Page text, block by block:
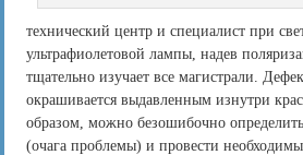
технический центр и специалист при
ультрафиолетовой лампы, надев
тщательно изучает все магистрали.
окрашивается выдавленным изнутри
образом, можно безошибочно
(очага проблемы) и провести